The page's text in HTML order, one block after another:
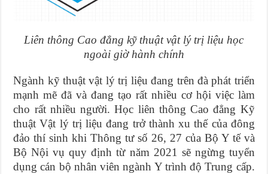
Liên thông Cao đẳng kỹ thuật vật lý trị liệu học
ngoài giờ hành chính
Ngành kỹ thuật vật lý trị liệu đang trên đà phát triển
mạnh mẽ đã và đang tạo rất nhiều cơ hội việc làm
cho rất nhiều người. Học liên thông Cao đẳng Kỹ
thuật Vật lý trị liệu đang trở thành xu thế của đông
đảo thí sinh khi Thông tư số 26, 27 của Bộ Y tế và
Bộ Nội vụ quy định từ năm 2021 sẽ ngừng tuyển
dụng cán bộ nhân viên ngành Y trình độ Trung cấp.